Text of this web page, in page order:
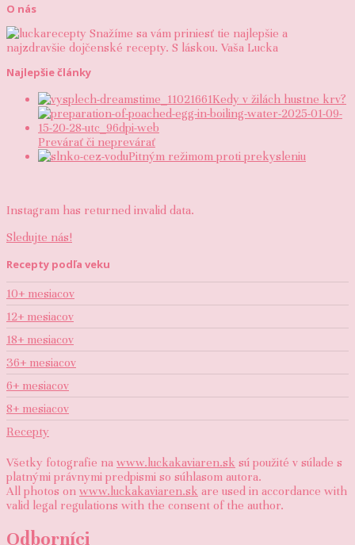
O nás
Snažíme sa vám priniesť tie najlepšie a
najzdravšie dojčenské recepty. S láskou. Vaša Lucka
Najlepšie články
Kedy v žilách hustne krv?
Prevárať či neprevárať
Pitným režimom proti prekysleniu
Instagram has returned invalid data.
Sledujte nás!
Recepty podľa veku
10+ mesiacov
12+ mesiacov
18+ mesiacov
36+ mesiacov
6+ mesiacov
8+ mesiacov
Recepty
Všetky fotografie na www.luckakaviaren.sk sú použité v súlade s
platnými právnymi predpismi so súhlasom autora.
All photos on www.luckakaviaren.sk are used in accordance with
valid legal regulations with the consent of the author.
Odborníci